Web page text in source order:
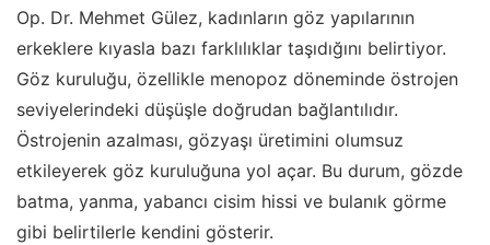
Op. Dr. Mehmet Gülez, kadınların göz yapılarının
erkeklere kıyasla bazı farklılıklar taşıdığını belirtiyor.
Göz kuruluğu, özellikle menopoz döneminde östrojen
seviyelerindeki düşüşle doğrudan bağlantılıdır.
Östrojenin azalması, gözyaşı üretimini olumsuz
etkileyerek göz kuruluğuna yol açar. Bu durum, gözde
batma, yanma, yabancı cisim hissi ve bulanık görme
gibi belirtilerle kendini gösterir.